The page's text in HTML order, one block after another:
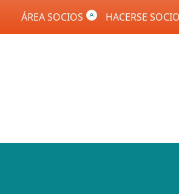
ÁREA SOCIOS HACERSE SOCIO